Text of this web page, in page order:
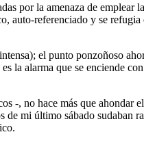
por la amenaza de emplear
auto-referenciado y se
el punto ponzoñoso
la alarma que se enciende
-, no hace más que ahondar
mi último sábado sudaban